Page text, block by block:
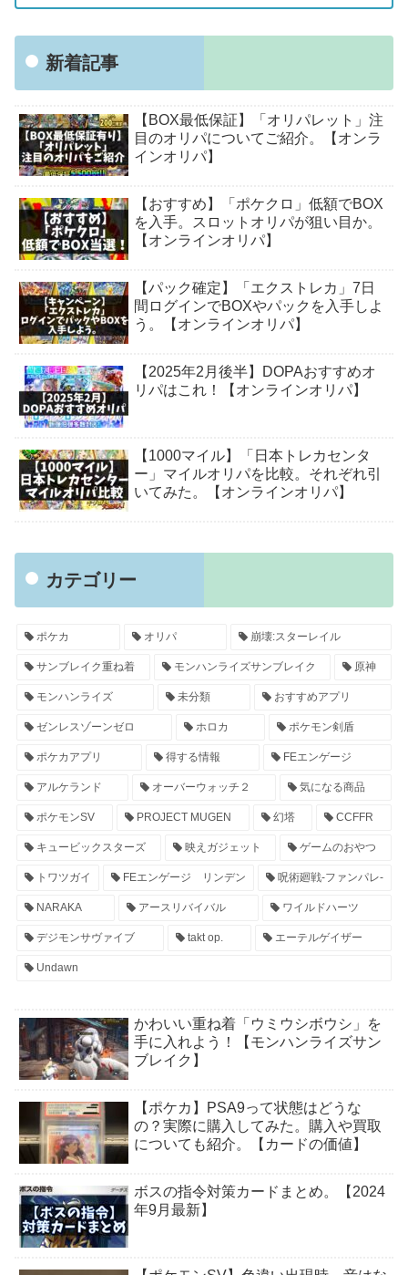
新着記事
【BOX最低保証】「オリパレット」注
目のオリパについてご紹介。【オンラ
インオリパ】
【おすすめ】「ポケクロ」低額でBOX
を入手。スロットオリパが狙い目か。
【オンラインオリパ】
【パック確定】「エクストレカ」7日
間ログインでBOXやパックを入手しよ
う。【オンラインオリパ】
【2025年2月後半】DOPAおすすめオ
リパはこれ！【オンラインオリパ】
【1000マイル】「日本トレカセンタ
ー」マイルオリパを比較。それぞれ引
いてみた。【オンラインオリパ】
カテゴリー
ポケカ オリパ 崩壊:スターレイル
サンブレイク重ね着 モンハンライズサンブレイク 原神
モンハンライズ 未分類 おすすめアプリ
ゼンレスゾーンゼロ ホロカ ポケモン剣盾
ポケカアプリ 得する情報 FEエンゲージ
アルケランド オーバーウォッチ２ 気になる商品
ポケモンSV PROJECT MUGEN 幻塔 CCFFR
キュービックスターズ 映えガジェット ゲームのおやつ
トワツガイ FEエンゲージ リンデン 呪術廻戦-ファンパレ-
NARAKA アースリバイバル ワイルドハーツ
デジモンサヴァイブ takt op. エーテルゲイザー
Undawn
かわいい重ね着「ウミウシボウシ」を
手に入れよう！【モンハンライズサン
ブレイク】
【ポケカ】PSA9って状態はどうな
の？実際に購入してみた。購入や買取
についても紹介。【カードの価値】
ボスの指令対策カードまとめ。【2024
年9月最新】